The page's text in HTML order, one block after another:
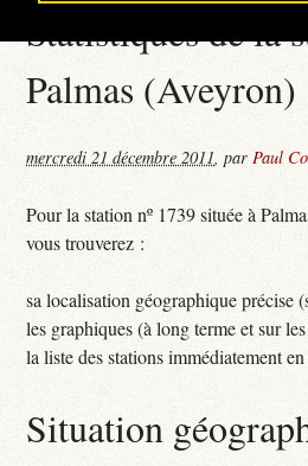
Statistiques de la
Palmas (Aveyron)
mercredi 21 décembre 2011,parPaul
Pour la station nº 1739 située à
vous trouverez :
sa localisation géographique précise
les graphiques (à long terme et sur
la liste des stations immédiatement
Situation